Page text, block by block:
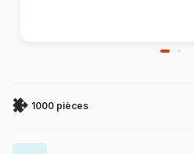
1000 pièces